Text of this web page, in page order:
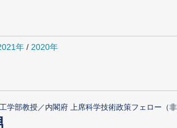
年 / 2020年
学部教授／内閣府 上席科学技術政策フェロー（非